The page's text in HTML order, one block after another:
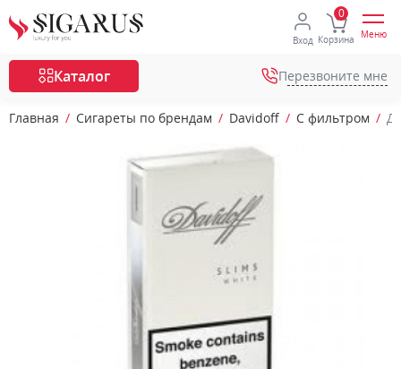
Вход Корзина Меню
Каталог Перезвоните мне
Главная Сигареты по брендам Davidoff С фильтром